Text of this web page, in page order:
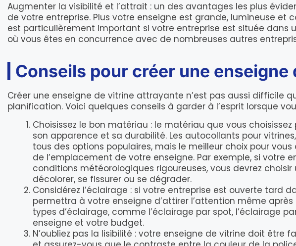
Augmenter la visibilité et l’attrait : un des avantages les plus
de votre entreprise. Plus votre enseigne est grande, lumineuse et
est particulièrement important si votre entreprise est située
où vous êtes en concurrence avec de nombreuses autres
Conseils pour créer une
Créer une enseigne de vitrine attrayante n’est pas aussi difficile
planification. Voici quelques conseils à garder à l’esprit lorsque
Choisissez le bon matériau : le matériau que vous
son apparence et sa durabilité. Les autocollants pour
tous des options populaires, mais le meilleur choix pour
de l’emplacement de votre enseigne. Par exemple, si votre
conditions météorologiques rigoureuses, vous devrez
décolorer, se fissurer ou se dégrader.
Considérez l’éclairage : si votre entreprise est ouverte tard
permettra à votre enseigne d’attirer l’attention même
types d’éclairage, comme l’éclairage par spot, l’éclairage
enseigne et votre budget.
N’oubliez pas la lisibilité : votre enseigne de vitrine doit être